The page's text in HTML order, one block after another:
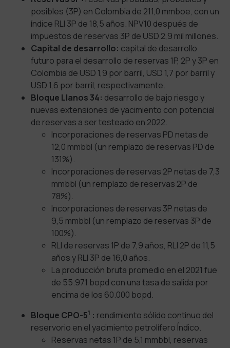
posibles (3P) en Colombia de 211,0 mmboe, con un
índice RLI 3P de 18,5 años. NPV10 después de
impuestos de reservas 3P de USD 2,9 mil millones.
Capital de desarrollo: capital de desarrollo
futuro para el desarrollo de reservas 1P, 2P y 3P en
Colombia de USD 1,9 por barril, USD 1,7 por barril y
USD 1,6 por barril, respectivamente.
Bloque Llanos 34: desarrollo de bajo riesgo y
nuevas extensiones de yacimiento con potencial
de reservas a ser testeado en 2022.
Incorporaciones de reservas PD netas de
12,0 mmbbl (un remplazo de reservas PD de
131%).
Incorporaciones de reservas 2P netas de 7,3
mmbbl (un remplazo de reservas 2P de
78%).
Incorporaciones de reservas 3P netas de
9,5 mmbbl (un remplazo de reservas 3P de
100%).
RLI de reservas 1P de 7,9 años, RLI 2P de 11,5
años y RLI 3P de 16,0 años.
La producción bruta promedio en el 2021 fue
de 55.971 bopd con una tasa de salida por
encima de los 60.000 bopd.
Bloque CPO-51 : rendimiento sólido continuo del
reservorio en el yacimiento petrolífero Índico.
Reservas netas 1P de 5,1 mmbbl, reservas